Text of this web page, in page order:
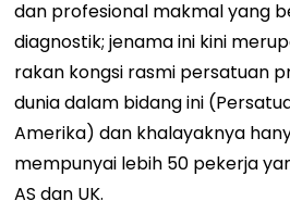
dan profesional makmal yang
diagnostik; jenama ini kini
rakan kongsi rasmi persatuan
dunia dalam bidang ini
Amerika) dan khalayaknya
mempunyai lebih 50 pekerja
AS dan UK.